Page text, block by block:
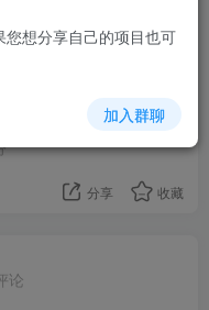
分享 收藏
论
想分享自己的项目也可
加入群聊